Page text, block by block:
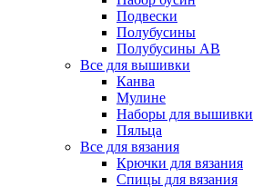
Подвески
Полубусины
Полубусины AB
Все для вышивки
Канва
Мулине
Наборы для вышивки
Пяльца
Все для вязания
Крючки для вязания
Спицы для вязания